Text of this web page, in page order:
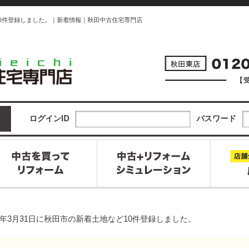
登録しました。｜新着情報｜秋田中古住宅専門店
ログインID パスワード
3月31日に秋田市の新着土地など10件登録しました。